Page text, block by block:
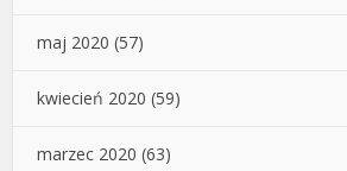
maj 2020 (57)
kwiecień 2020 (59)
marzec 2020 (63)